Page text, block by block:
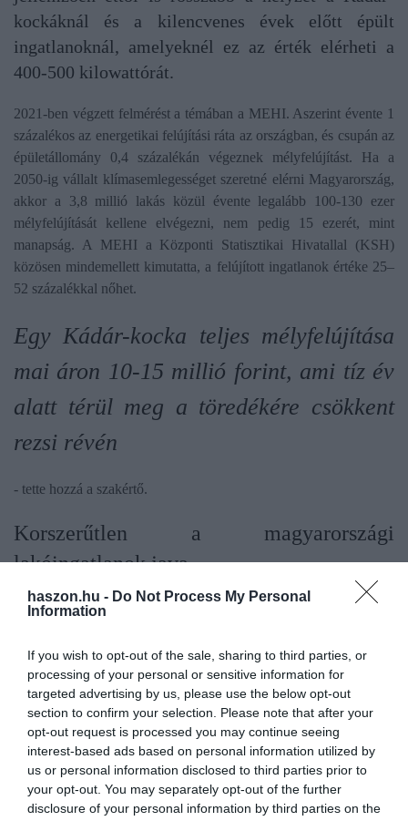
haszon.hu - Do Not Process My Personal
Information
If you wish to opt-out of the sale, sharing to third parties, or
processing of your personal or sensitive information for
targeted advertising by us, please use the below opt-out
section to confirm your selection. Please note that after your
opt-out request is processed you may continue seeing
interest-based ads based on personal information utilized by
us or personal information disclosed to third parties prior to
your opt-out. You may separately opt-out of the further
disclosure of your personal information by third parties on the
kockáknál és a kilencvenes évek előtt épült
ingatlanoknál, amelyeknél ez az érték elérheti a
400-500 kilowattórát.
2021-ben végzett felmérést a témában a MEHI. Aszerint évente 1
százalékos az energetikai felújítási ráta az országban, és csupán az
épületállomány 0,4 százalékán végeznek mélyfelújítást. Ha a
2050-ig vállalt klímasemlegességet szeretné elérni Magyarország,
akkor a 3,8 millió lakás közül évente legalább 100-130 ezer
mélyfelújítását kellene elvégezni, nem pedig 15 ezerét, mint
manapság. A MEHI a Központi Statisztikai Hivatallal (KSH)
közösen mindemellett kimutatta, a felújított ingatlanok értéke 25–
52 százalékkal nőhet.
Egy Kádár-kocka teljes mélyfelújítása
mai áron 10-15 millió forint, ami tíz év
alatt térül meg a töredékére csökkent
rezsi révén
- tette hozzá a szakértő.
Korszerűtlen a magyarországi
lakóingatlanok java
Egy tavaly év végén készült elemzésből az is
, mennyibe
az akkori árak mellett. Arra jutottak, a több mint 4,5 millió hazai
lakóingatlan körülbelül 60 százaléka családi ház. A téglaépítésű
társasházi lakások és a panellakások állománya pedig 20-20
százalék körül lehet. 1990 előtt épült az ingatlanok mintegy 80
százaléka, melyek óriási része elavult energetikai szempontból.
A számítás szerint mintegy 18-19 ezer milliárd